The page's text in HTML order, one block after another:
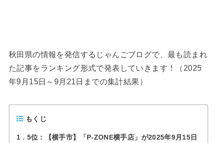
秋田県の情報を発信するじゃんごブログで、最も読まれ
た記事をランキング形式で発表していきます！（2025
年9月15日～9月21日までの集計結果）
もくじ
1
5位：【横手市】「P-ZONE横手店」が2025年9月15日